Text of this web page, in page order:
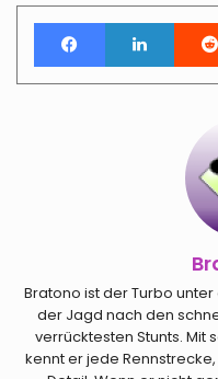
Facebook
Bratono ist der Turbo
der Jagd nach den
verrücktesten Stunts. Mit
kennt er jede